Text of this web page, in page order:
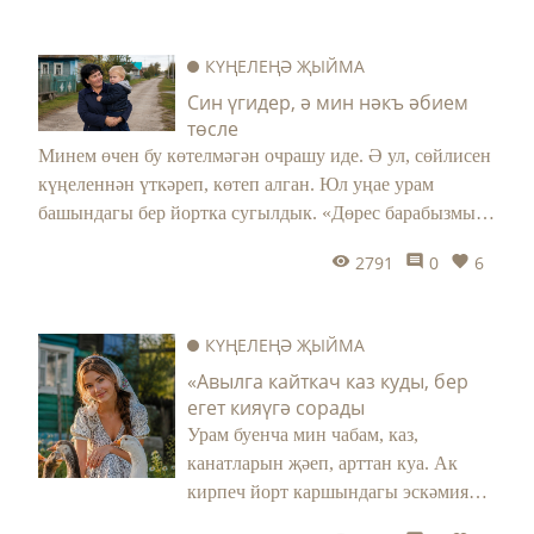
КҮҢЕЛЕҢӘ ҖЫЙМА
Син үгидер, ә мин нәкъ әбием
төсле
Минем өчен бу көтелмәгән очрашу иде. Ә ул, сөйлисен
күңеленнән үткәреп, көтеп алган. Юл уңае урам
башындагы бер йортка сугылдык. «Дөрес барабызмы»,
йокмый, тыңлап кына торасы килә аны. Җитмәсә,
«мин сине көттем» ди бит. Бер белмәгән, бер
уйламаган кеше, югыйсә.
2791 0 6
КҮҢЕЛЕҢӘ ҖЫЙМА
«Авылга кайткач каз куды, бер
егет кияүгә сорады
Урам буенча мин чабам, каз,
канатларын җәеп, арттан куа. Ак
кирпеч йорт каршындагы эскәмиядә